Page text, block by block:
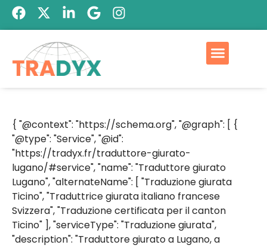
{ "@context": "https://schema.org", "@graph": [ {
"@type": "Service", "@id":
"https://tradyx.fr/traduttore-giurato-
lugano/#service", "name": "Traduttore giurato
Lugano", "alternateName": [ "Traduzione giurata
Ticino", "Traduttrice giurata italiano francese
Svizzera", "Traduzione certificata per il canton
Ticino" ], "serviceType": "Traduzione giurata",
"description": "Traduttore giurato a Lugano, a